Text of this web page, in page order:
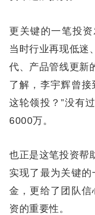
更关键的一笔投
当时行业再现低迷
代、产品管线更新
了解，李宇辉曾接
这轮领投？”没有
6000万。
也正是这笔投资帮
实现了最为关键的
金，更给了团队信
资的重要性。